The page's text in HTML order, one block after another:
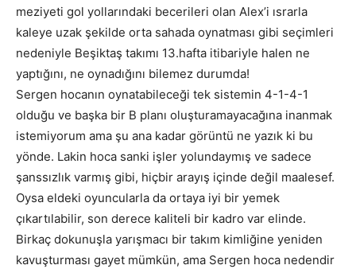
meziyeti gol yollarındaki becerileri olan Alex’i ısrarla
kaleye uzak şekilde orta sahada oynatması gibi seçimleri
nedeniyle Beşiktaş takımı 13.hafta itibariyle halen ne
yaptığını, ne oynadığını bilemez durumda!
Sergen hocanın oynatabileceği tek sistemin 4-1-4-1
olduğu ve başka bir B planı oluşturamayacağına inanmak
istemiyorum ama şu ana kadar görüntü ne yazık ki bu
yönde. Lakin hoca sanki işler yolundaymış ve sadece
şanssızlık varmış gibi, hiçbir arayış içinde değil maalesef.
Oysa eldeki oyuncularla da ortaya iyi bir yemek
çıkartılabilir, son derece kaliteli bir kadro var elinde.
Birkaç dokunuşla yarışmacı bir takım kimliğine yeniden
kavuşturması gayet mümkün, ama Sergen hoca nedendir